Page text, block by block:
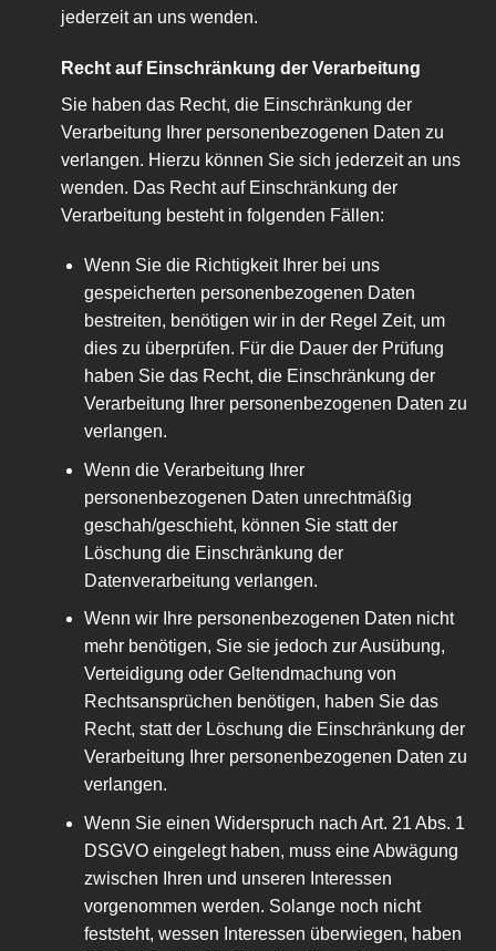
jederzeit an uns wenden.
Recht auf Einschränkung der Verarbeitung
Sie haben das Recht, die Einschränkung der
Verarbeitung Ihrer personenbezogenen Daten zu
verlangen. Hierzu können Sie sich jederzeit an uns
wenden. Das Recht auf Einschränkung der
Verarbeitung besteht in folgenden Fällen:
Wenn Sie die Richtigkeit Ihrer bei uns
gespeicherten personenbezogenen Daten
bestreiten, benötigen wir in der Regel Zeit, um
dies zu überprüfen. Für die Dauer der Prüfung
haben Sie das Recht, die Einschränkung der
Verarbeitung Ihrer personenbezogenen Daten zu
verlangen.
Wenn die Verarbeitung Ihrer
personenbezogenen Daten unrechtmäßig
geschah/geschieht, können Sie statt der
Löschung die Einschränkung der
Datenverarbeitung verlangen.
Wenn wir Ihre personenbezogenen Daten nicht
mehr benötigen, Sie sie jedoch zur Ausübung,
Verteidigung oder Geltendmachung von
Rechtsansprüchen benötigen, haben Sie das
Recht, statt der Löschung die Einschränkung der
Verarbeitung Ihrer personenbezogenen Daten zu
verlangen.
Wenn Sie einen Widerspruch nach Art. 21 Abs. 1
DSGVO eingelegt haben, muss eine Abwägung
zwischen Ihren und unseren Interessen
vorgenommen werden. Solange noch nicht
feststeht, wessen Interessen überwiegen, haben